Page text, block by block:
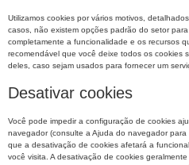
Utilizamos cookies por vários motivos,
casos, não existem opções padrão do setor
completamente a funcionalidade e os recursos
recomendável que você deixe todos os cookies
deles, caso sejam usados ​​para fornecer um
Desativar cookies
Você pode impedir a configuração de cookies
navegador (consulte a Ajuda do navegador
que a desativação de cookies afetará a
você visita. A desativação de cookies